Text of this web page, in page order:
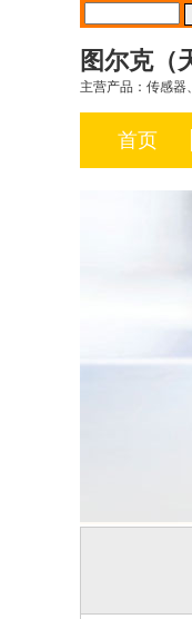
图尔克（
主营产品：传感器
首页